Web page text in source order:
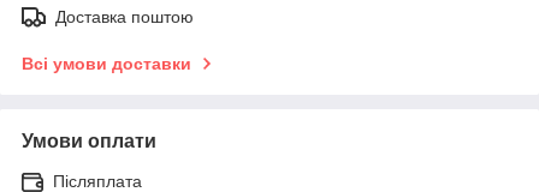
Доставка поштою
Всі умови доставки
Умови оплати
Післяплата